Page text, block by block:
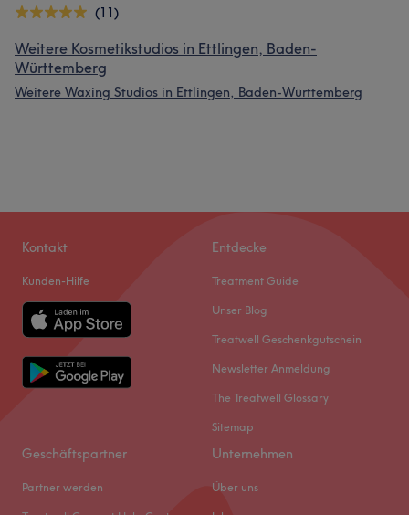
(11)
Weitere Kosmetikstudios in Ettlingen, Baden-
Württemberg
Weitere Waxing Studios in Ettlingen, Baden-Württemberg
Kontakt
Kunden-Hilfe
Entdecke
Treatment Guide
Unser Blog
Treatwell Geschenkgutschein
Newsletter Anmeldung
The Treatwell Glossary
Sitemap
Geschäftspartner
Partner werden
Unternehmen
Über uns